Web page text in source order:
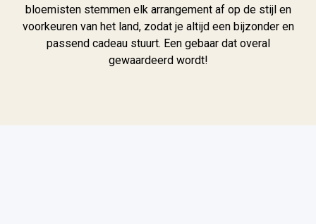
bloemisten stemmen elk arrangement af op de stijl en
voorkeuren van het land, zodat je altijd een bijzonder en
passend cadeau stuurt. Een gebaar dat overal
gewaardeerd wordt!